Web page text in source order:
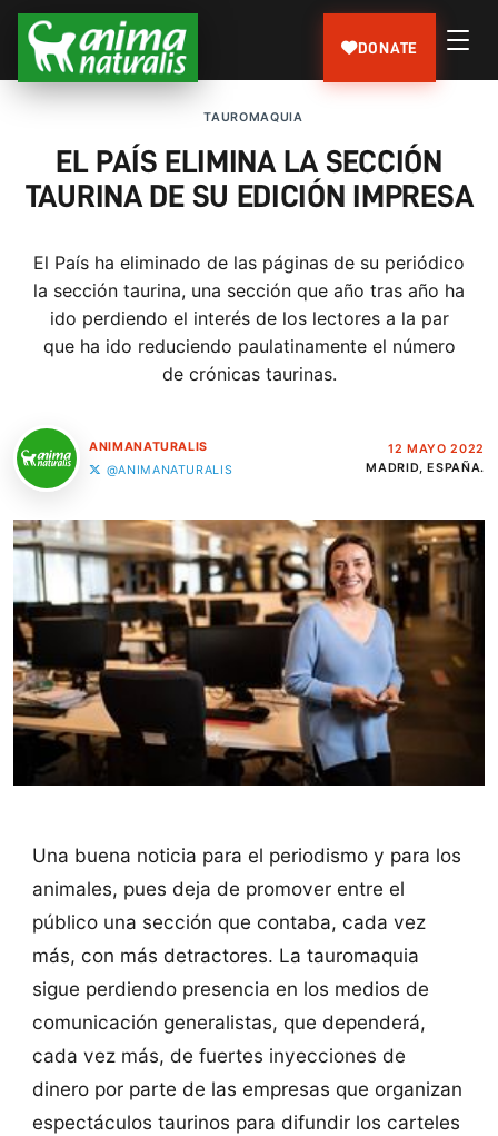
DONATE
TAUROMAQUIA
EL PAÍS ELIMINA LA SECCIÓN
TAURINA DE SU EDICIÓN IMPRESA
El País ha eliminado de las páginas de su periódico
la sección taurina, una sección que año tras año ha
ido perdiendo el interés de los lectores a la par
que ha ido reduciendo paulatinamente el número
de crónicas taurinas.
ANIMANATURALIS
@ANIMANATURALIS
12 MAYO 2022
MADRID, ESPAÑA.
Una buena noticia para el periodismo y para los
animales, pues deja de promover entre el
público una sección que contaba, cada vez
más, con más detractores. La tauromaquia
sigue perdiendo presencia en los medios de
comunicación generalistas, que dependerá,
cada vez más, de fuertes inyecciones de
dinero por parte de las empresas que organizan
espectáculos taurinos para difundir los carteles